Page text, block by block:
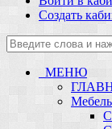
Создать
МЕНЮ